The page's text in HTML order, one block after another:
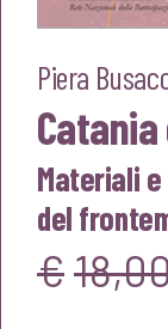
Piera
Materiali
del
€